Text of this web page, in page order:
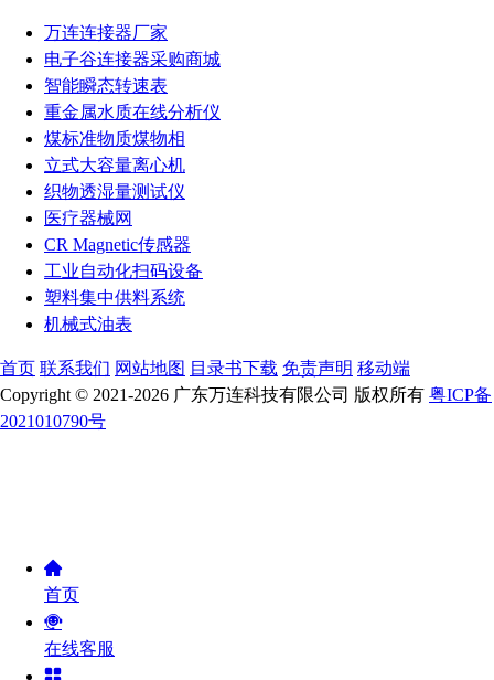
万连连接器厂家
电子谷连接器采购商城
智能瞬态转速表
重金属水质在线分析仪
煤标准物质煤物相
立式大容量离心机
织物透湿量测试仪
医疗器械网
CR Magnetic传感器
工业自动化扫码设备
塑料集中供料系统
机械式油表
首页 联系我们 网站地图 目录书下载 免责声明 移动端
Copyright © 2021-2026 广东万连科技有限公司 版权所有 粤ICP备
2021010790号
首页
在线客服